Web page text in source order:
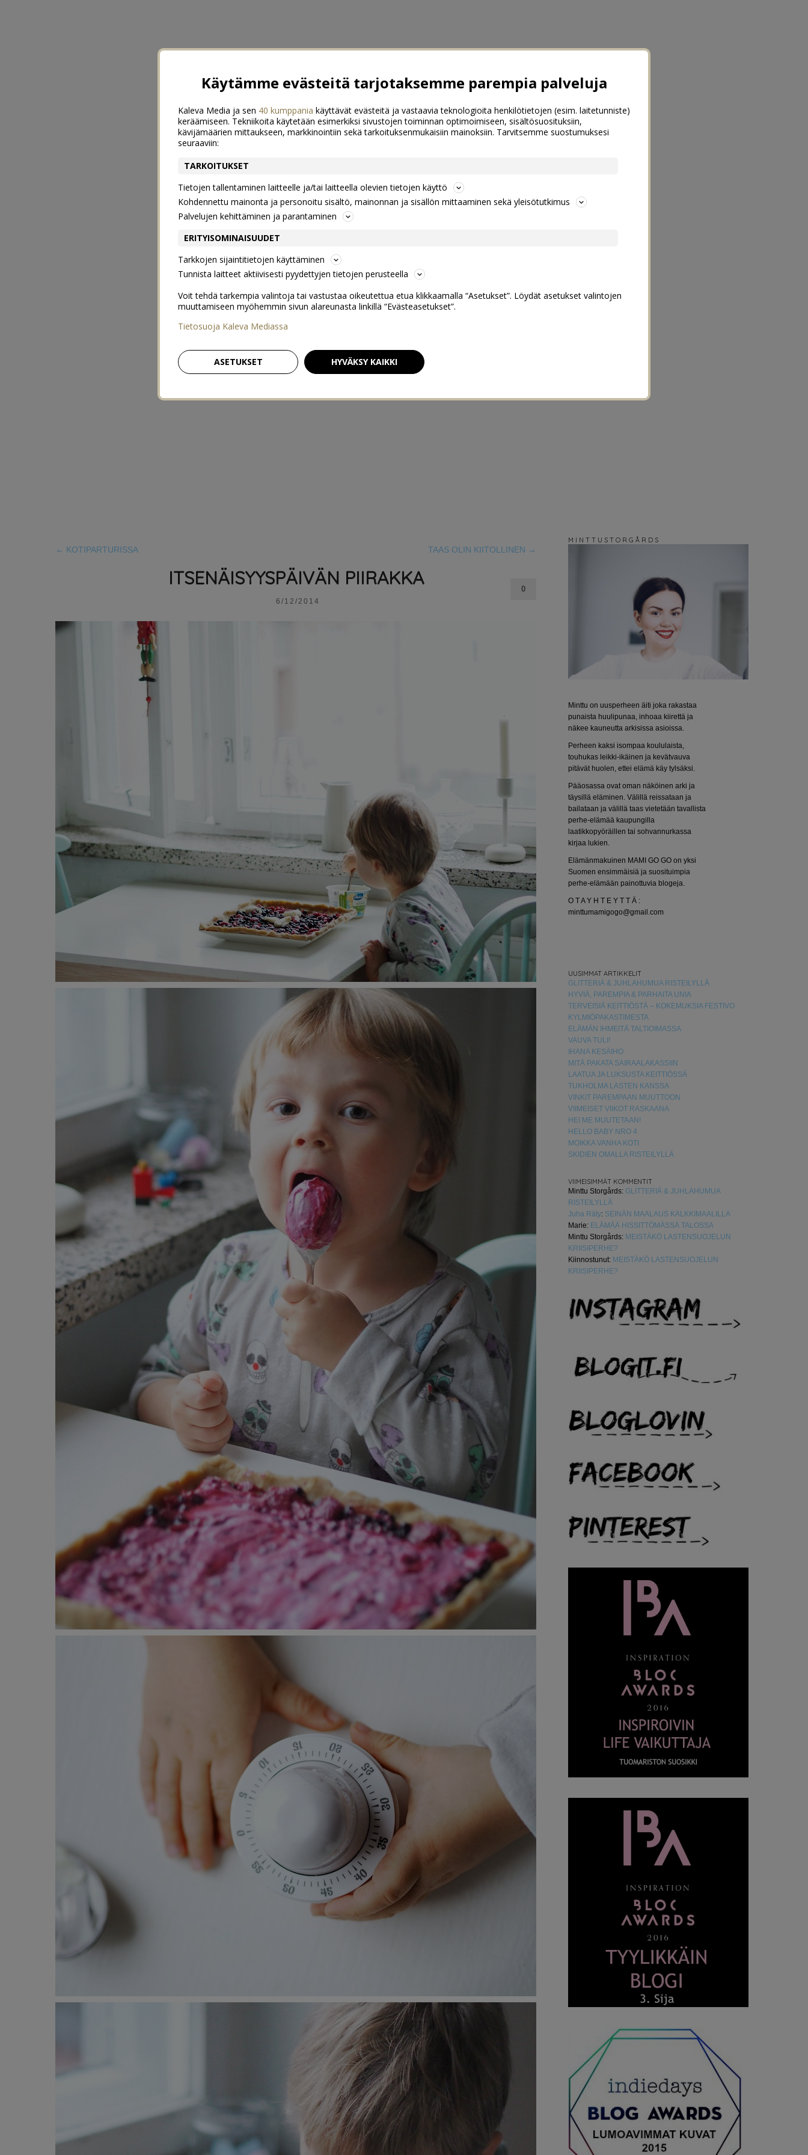
← KOTIPARTURISSA TAAS OLIN KIITOLLINEN →
ITSENÄISYYSPÄIVÄN PIIRAKKA
6/12/2014
0
M I N T T U S T O R G Å R D S
Minttu on uusperheen äiti joka rakastaa
punaista huulipunaa, inhoaa kiirettä ja
näkee kauneutta arkisissa asioissa.
Perheen kaksi isompaa koululaista,
touhukas leikki-ikäinen ja kevätvauva
pitävät huolen, ettei elämä käy tylsäksi.
Pääosassa ovat oman näköinen arki ja
täysillä eläminen. Välillä reissataan ja
bailataan ja välillä taas vietetään tavallista
perhe-elämää kaupungilla
laatikkopyöräillen tai sohvannurkassa
kirjaa lukien.
Elämänmakuinen MAMI GO GO on yksi
Suomen ensimmäisiä ja suosituimpia
perhe-elämään painottuvia blogeja.
O T A Y H T E Y T T Ä :
minttumamigogo@gmail.com
UUSIMMAT ARTIKKELIT
GLITTERIÄ & JUHLAHUMUA RISTEILYLLÄ
HYVIÄ, PAREMPIA & PARHAITA UNIA
TERVEISIÄ KEITTIÖSTÄ – KOKEMUKSIA FESTIVO
KYLMIÖPAKASTIMESTA
ELÄMÄN IHMEITÄ TALTIOIMASSA
VAUVA TULI!
IHANA KESÄIHO
MITÄ PAKATA SAIRAALAKASSIIN
LAATUA JA LUKSUSTA KEITTIÖSSÄ
TUKHOLMA LASTEN KANSSA
VINKIT PAREMPAAN MUUTTOON
VIIMEISET VIIKOT RASKAANA
HEI ME MUUTETAAN!
HELLO BABY NRO 4
MOIKKA VANHA KOTI
SKIDIEN OMALLA RISTEILYLLÄ
VIIMEISIMMÄT KOMMENTIT
Minttu Storgårds: GLITTERIÄ & JUHLAHUMUA
RISTEILYLLÄ
Juha Räty: SEINÄN MAALAUS KALKKIMAALILLA
Marie: ELÄMÄÄ HISSITTÖMÄSSÄ TALOSSA
Minttu Storgårds: MEISTÄKÖ LASTENSUOJELUN
KRIISIPERHE?
Kiinnostunut: MEISTÄKÖ LASTENSUOJELUN
KRIISIPERHE?
Käytämme evästeitä tarjotaksemme parempia palveluja
Kaleva Media ja sen 40 kumppania käyttävät evästeitä ja vastaavia teknologioita henkilötietojen (esim. laitetunniste)
keräämiseen. Tekniikoita käytetään esimerkiksi sivustojen toiminnan optimoimiseen, sisältösuosituksiin,
kävijämäärien mittaukseen, markkinointiin sekä tarkoituksenmukaisiin mainoksiin. Tarvitsemme suostumuksesi
seuraaviin:
TARKOITUKSET
Tietojen tallentaminen laitteelle ja/tai laitteella olevien tietojen käyttö
Kohdennettu mainonta ja personoitu sisältö, mainonnan ja sisällön mittaaminen sekä yleisötutkimus
Palvelujen kehittäminen ja parantaminen
ERITYISOMINAISUUDET
Tarkkojen sijaintitietojen käyttäminen
Tunnista laitteet aktiivisesti pyydettyjen tietojen perusteella
Voit tehdä tarkempia valintoja tai vastustaa oikeutettua etua klikkaamalla “Asetukset”. Löydät asetukset valintojen
muuttamiseen myöhemmin sivun alareunasta linkillä “Evästeasetukset”.
Tietosuoja Kaleva Mediassa
ASETUKSET HYVÄKSY KAIKKI